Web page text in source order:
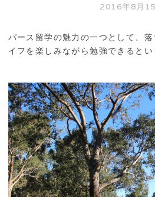
2016年8月
パース留学の魅力の一つとして、
イフを楽しみながら勉強できるとい